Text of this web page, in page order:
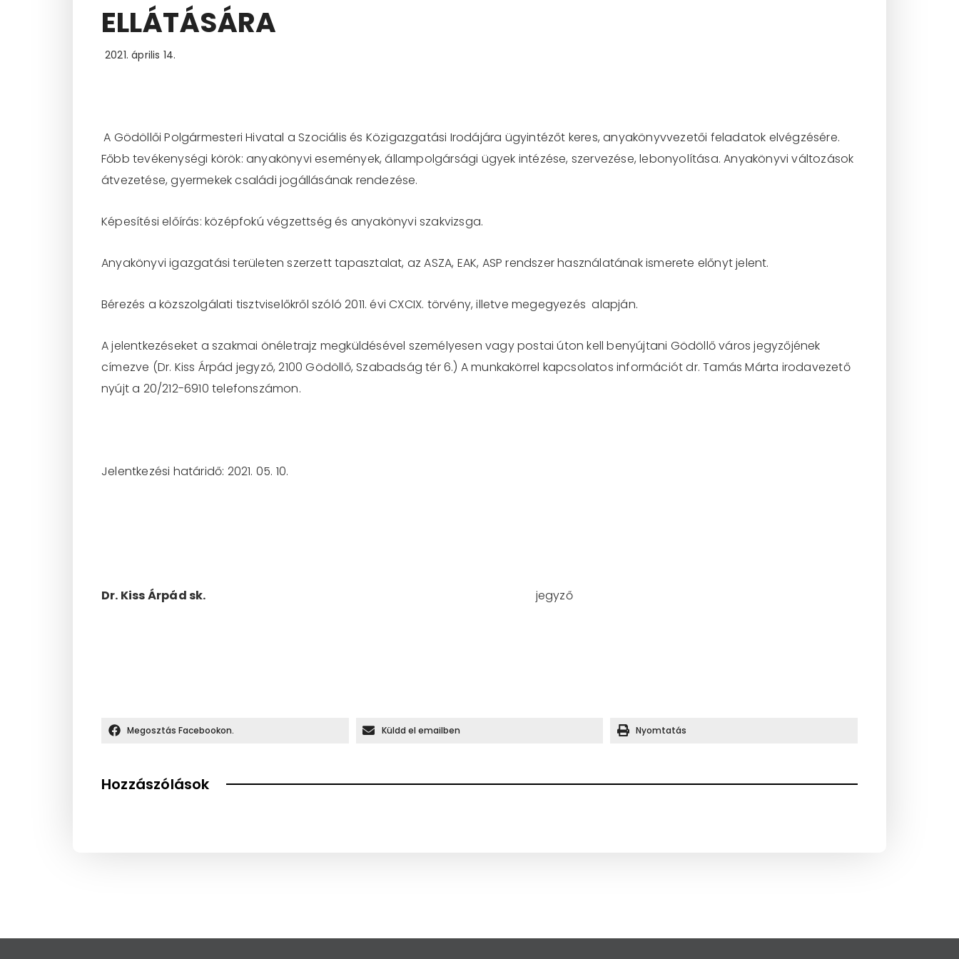
ELLÁTÁSÁRA
2021. április 14.
A Gödöllői Polgármesteri Hivatal a Szociális és Közigazgatási Irodájára ügyintézőt keres, anyakönyvvezetői feladatok elvégzésére.
Főbb tevékenységi körök: anyakönyvi események, állampolgársági ügyek intézése, szervezése, lebonyolítása. Anyakönyvi változások
átvezetése, gyermekek családi jogállásának rendezése.
Képesítési előírás: középfokú végzettség és anyakönyvi szakvizsga.
Anyakönyvi igazgatási területen szerzett tapasztalat, az ASZA, EAK, ASP rendszer használatának ismerete előnyt jelent.
Bérezés a közszolgálati tisztviselőkről szóló 2011. évi CXCIX. törvény, illetve megegyezés alapján.
A jelentkezéseket a szakmai önéletrajz megküldésével személyesen vagy postai úton kell benyújtani Gödöllő város jegyzőjének
címezve (Dr. Kiss Árpád jegyző, 2100 Gödöllő, Szabadság tér 6.) A munkakörrel kapcsolatos információt dr. Tamás Márta irodavezető
nyújt a 20/212-6910 telefonszámon.
Jelentkezési határidő: 2021. 05. 10.
Dr. Kiss Árpád sk. jegyző
Megosztás Facebookon. Küldd el emailben Nyomtatás
Hozzászólások